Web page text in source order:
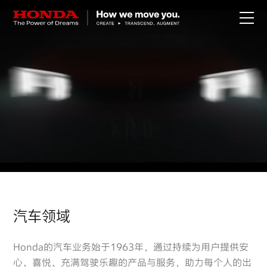
Honda纯电
汽车领域
Honda的汽车业务始于1963年，通过持续为用户提供安
心、喜悦、充满驾驶乐趣的产品与服务，助力每个人的出